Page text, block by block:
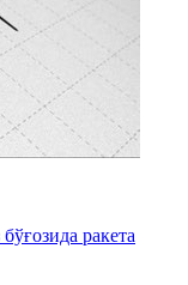
ракета